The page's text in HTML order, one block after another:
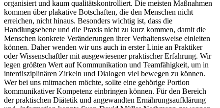
organisiert und kaum qualitätskontrolliert. Die meisten Maßnahmen
kommen über plakative Botschaften, die den Menschen nicht
erreichen, nicht hinaus. Besonders wichtig ist, dass die
Handlungsebene und die Praxis nicht zu kurz kommen, damit die
Menschen konkrete Veränderungen ihrer Verhaltensweise einleiten
können. Daher wenden wir uns auch in erster Linie an Praktiker
oder Wissenschaftler mit ausgewiesener praktischer Erfahrung. Wir
legen größten Wert auf Kommunikation und Teamfähigkeit, um in
interdisziplinären Zirkeln und Dialogen viel bewegen zu können.
Wer bei uns mitmachen möchte, sollte eine gehörige Portion
kommunikativer Kompetenz einbringen können. Für den Bereich
der praktischen Diätetik und angewandten Ernährungsaufklärung